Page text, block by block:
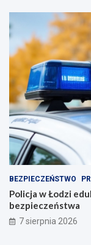
BEZPIECZEŃSTWO
Policja w Łodzi
bezpieczeństwa
7 sierpnia 2026